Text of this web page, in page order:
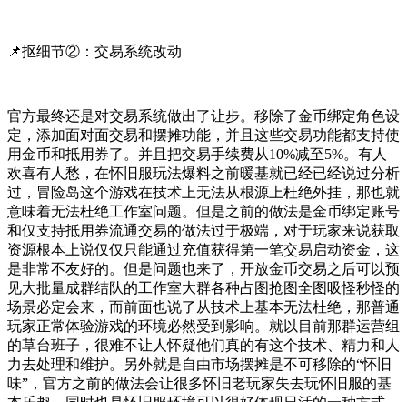
📌抠细节②：交易系统改动
官方最终还是对交易系统做出了让步。移除了金币绑定角色设
定，添加面对面交易和摆摊功能，并且这些交易功能都支持使
用金币和抵用券了。并且把交易手续费从10%减至5%。有人
欢喜有人愁，在怀旧服玩法爆料之前暖基就已经已经说过分析
过，冒险岛这个游戏在技术上无法从根源上杜绝外挂，那也就
意味着无法杜绝工作室问题。但是之前的做法是金币绑定账号
和仅支持抵用券流通交易的做法过于极端，对于玩家来说获取
资源根本上说仅仅只能通过充值获得第一笔交易启动资金，这
是非常不友好的。但是问题也来了，开放金币交易之后可以预
见大批量成群结队的工作室大群各种占图抢图全图吸怪秒怪的
场景必定会来，而前面也说了从技术上基本无法杜绝，那普通
玩家正常体验游戏的环境必然受到影响。就以目前那群运营组
的草台班子，很难不让人怀疑他们真的有这个技术、精力和人
力去处理和维护。另外就是自由市场摆摊是不可移除的“怀旧
味”，官方之前的做法会让很多怀旧老玩家失去玩怀旧服的基